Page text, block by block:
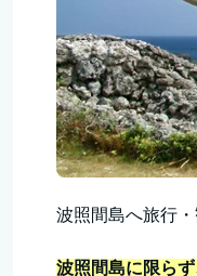
波照間島へ旅行
波照間島に限ら